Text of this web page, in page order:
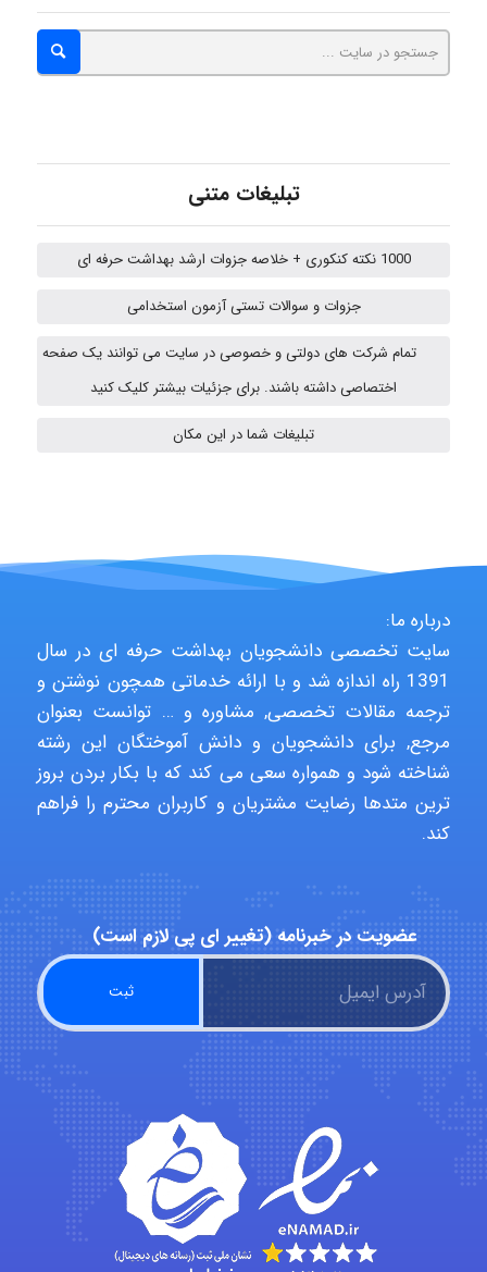
Rtk2099
Mohammad Abbasi HSE
ARAMOH12002
Hagar
monakh
Arshiaaihsra
ABOALFZAL ZAREI
تبلیغات متنی
1000 نکته کنکوری + خلاصه جزوات ارشد بهداشت حرفه ای
جزوات و سوالات تستی آزمون استخدامی
تمام شرکت های دولتی و خصوصی در سایت می توانند یک صفحه
اختصاصی داشته باشند. برای جزئیات بیشتر کلیک کنید
تبلیغات شما در این مکان
درباره ما:
سایت تخصصی دانشجویان بهداشت حرفه ای در سال
1391 راه اندازه شد و با ارائه خدماتی همچون نوشتن و
ترجمه مقالات تخصصی, مشاوره و … توانست بعنوان
مرجع, برای دانشجویان و دانش آموختگان این رشته
شناخته شود و همواره سعی می کند که با بکار بردن بروز
ترین متدها رضایت مشتریان و کاربران محترم را فراهم
کند.
عضویت در خبرنامه (تغییر ای پی لازم است)